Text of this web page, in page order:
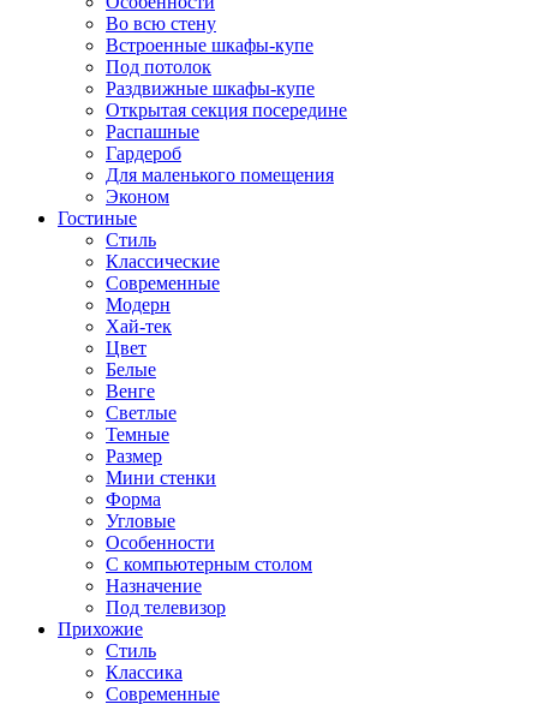
Во всю стену
Встроенные шкафы-купе
Под потолок
Раздвижные шкафы-купе
Открытая секция посередине
Распашные
Гардероб
Для маленького помещения
Эконом
Гостиные
Стиль
Классические
Современные
Модерн
Хай-тек
Цвет
Белые
Венге
Светлые
Темные
Размер
Мини стенки
Форма
Угловые
Особенности
С компьютерным столом
Назначение
Под телевизор
Прихожие
Стиль
Классика
Современные